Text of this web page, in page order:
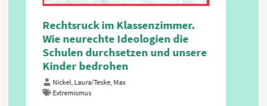
Rechtsruck im Klassenzimmer.
Wie neurechte Ideologien die
Schulen durchsetzen und unsere
Kinder bedrohen
Nickel, Laura/Teske, Max
Extremismus